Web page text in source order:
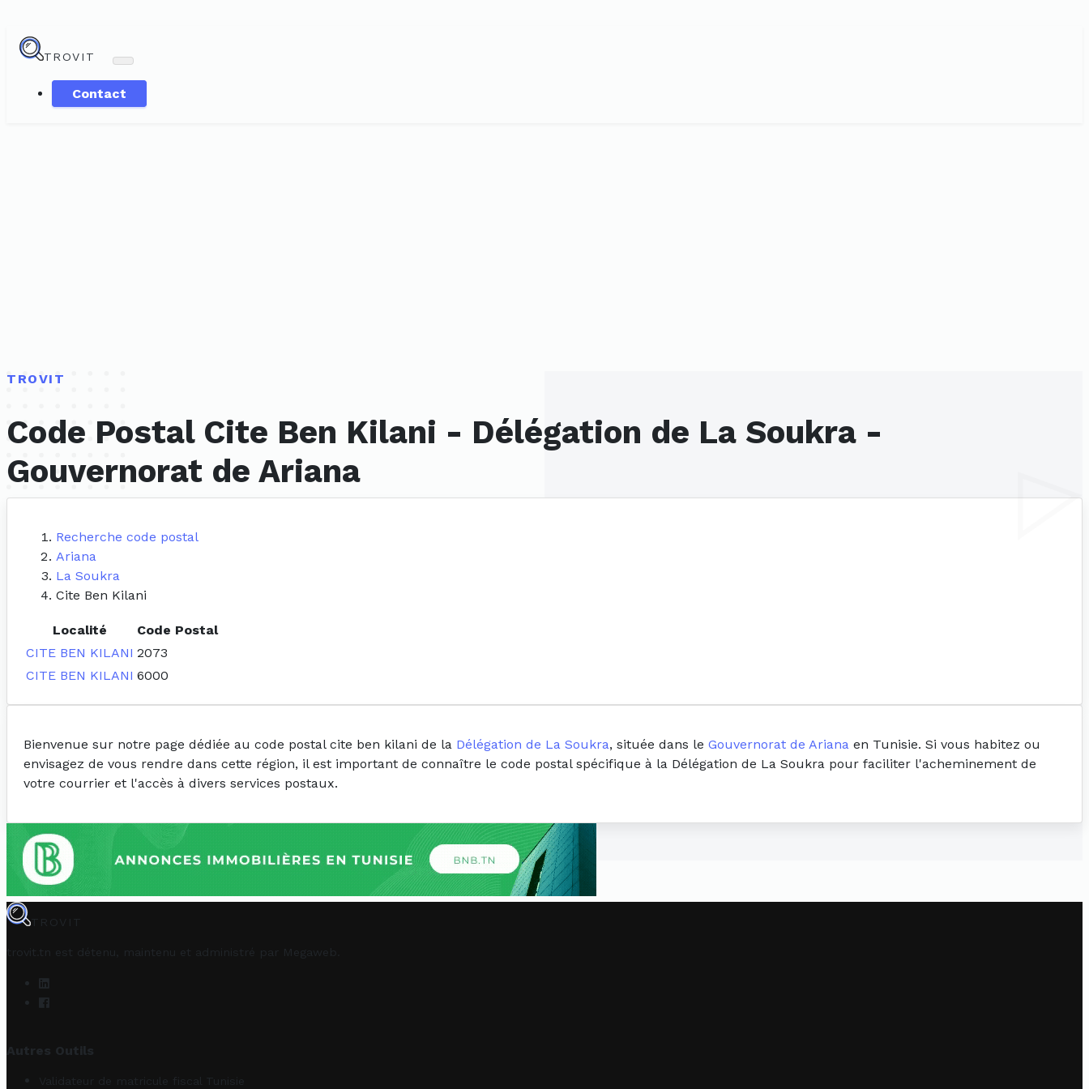
TROVIT
Contact
TROVIT
Code Postal Cite Ben Kilani - Délégation de La Soukra -
Gouvernorat de Ariana
Recherche code postal
Ariana
La Soukra
Cite Ben Kilani
Localité
Code Postal
CITE BEN KILANI 2073
CITE BEN KILANI 6000
Bienvenue sur notre page dédiée au code postal cite ben kilani de la Délégation de La Soukra, située dans le Gouvernorat de Ariana en Tunisie. Si vous habitez ou
envisagez de vous rendre dans cette région, il est important de connaître le code postal spécifique à la Délégation de La Soukra pour faciliter l'acheminement de
votre courrier et l'accès à divers services postaux.
TROVIT
trovit.tn est détenu, maintenu et administré par Megaweb
Autres Outils
Validateur de matricule fiscal Tunisie